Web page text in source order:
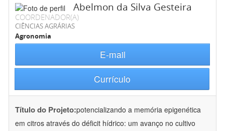
Abelmon da Silva Gesteira
COORDENADOR(A)
CIÊNCIAS AGRÁRIAS
Agronomia
E-mail
Currículo
Título do Projeto:potencializando a memória epigenética
em citros através do déficit hídrico: um avanço no cultivo